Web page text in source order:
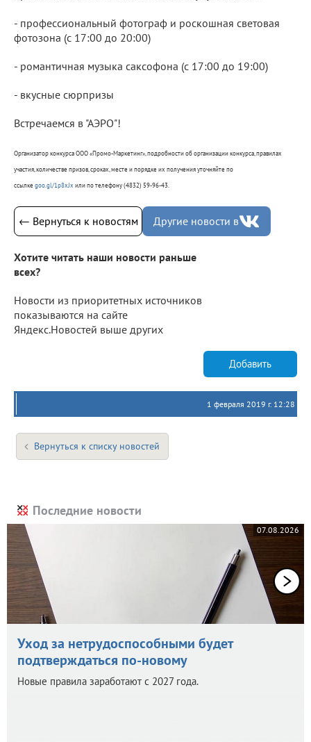
- профессиональный фотограф и роскошная световая
фотозона (с 17:00 до 20:00)
- романтичная музыка саксофона (с 17:00 до 19:00)
- вкусные сюрпризы
Встречаемся в "АЭРО"!
Организатор конкурса ООО «Промо-Маркетинг», подробности об организации конкурса, правилах
участия, количестве призов, сроках, месте и порядке их получения уточняйте по
ссылке goo.gl/1p8xJx или по телефону (4832) 59-96-43.
← Вернуться к новостям Другие новости в
Хотите читать наши новости раньше
всех?
Новости из приоритетных источников
показываются на сайте
Яндекс.Новостей выше других
Добавить
1 февраля 2019 г. 12:28
Вернуться к списку новостей
Последние новости
07.08.2026
Уход за нетрудоспособными будет
подтверждаться по-новому
Новые правила заработают с 2027 года.